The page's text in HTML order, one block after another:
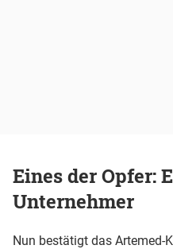
Eines der Opfer:
Unternehmer
Nun bestätigt das Artemed-